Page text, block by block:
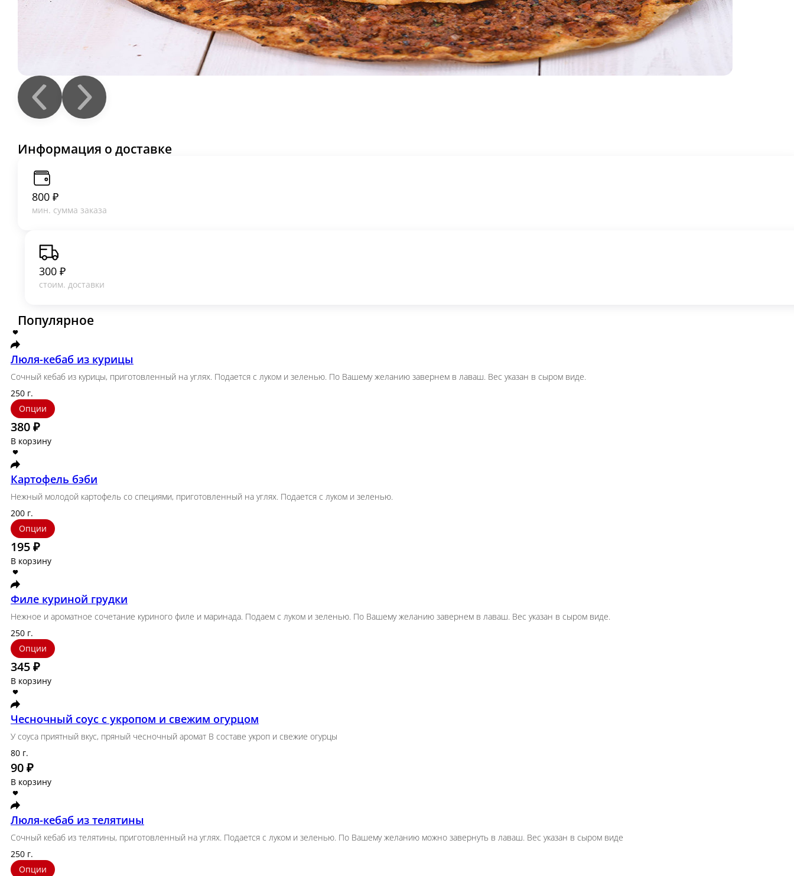
Информация о доставке
800 ₽
мин. сумма заказа
300 ₽
стоим. доставки
Популярное
Люля-кебаб из курицы
Сочный кебаб из курицы, приготовленный на углях. Подается c луком и зеленью. По Вашему желанию завернем в лаваш. Вес указан в сыром виде.
250 г.
Опции
380 ₽
В корзину
Картофель бэби
Нежный молодой картофель со специями, приготовленный на углях. Подается с луком и зеленью.
200 г.
Опции
195 ₽
В корзину
Филе куриной грудки
Нежное и ароматное сочетание куриного филе и маринада. Подаем c луком и зеленью. По Вашему желанию завернем в лаваш. Вес указан в сыром виде.
250 г.
Опции
345 ₽
В корзину
Чесночный соус с укропом и свежим огурцом
У соуса приятный вкус, пряный чесночный аромат В составе укроп и свежие огурцы
80 г.
90 ₽
В корзину
Люля-кебаб из телятины
Сочный кебаб из телятины, приготовленный на углях. Подается c луком и зеленью. По Вашему желанию можно завернуть в лаваш. Вес указан в сыром
250 г.
Опции